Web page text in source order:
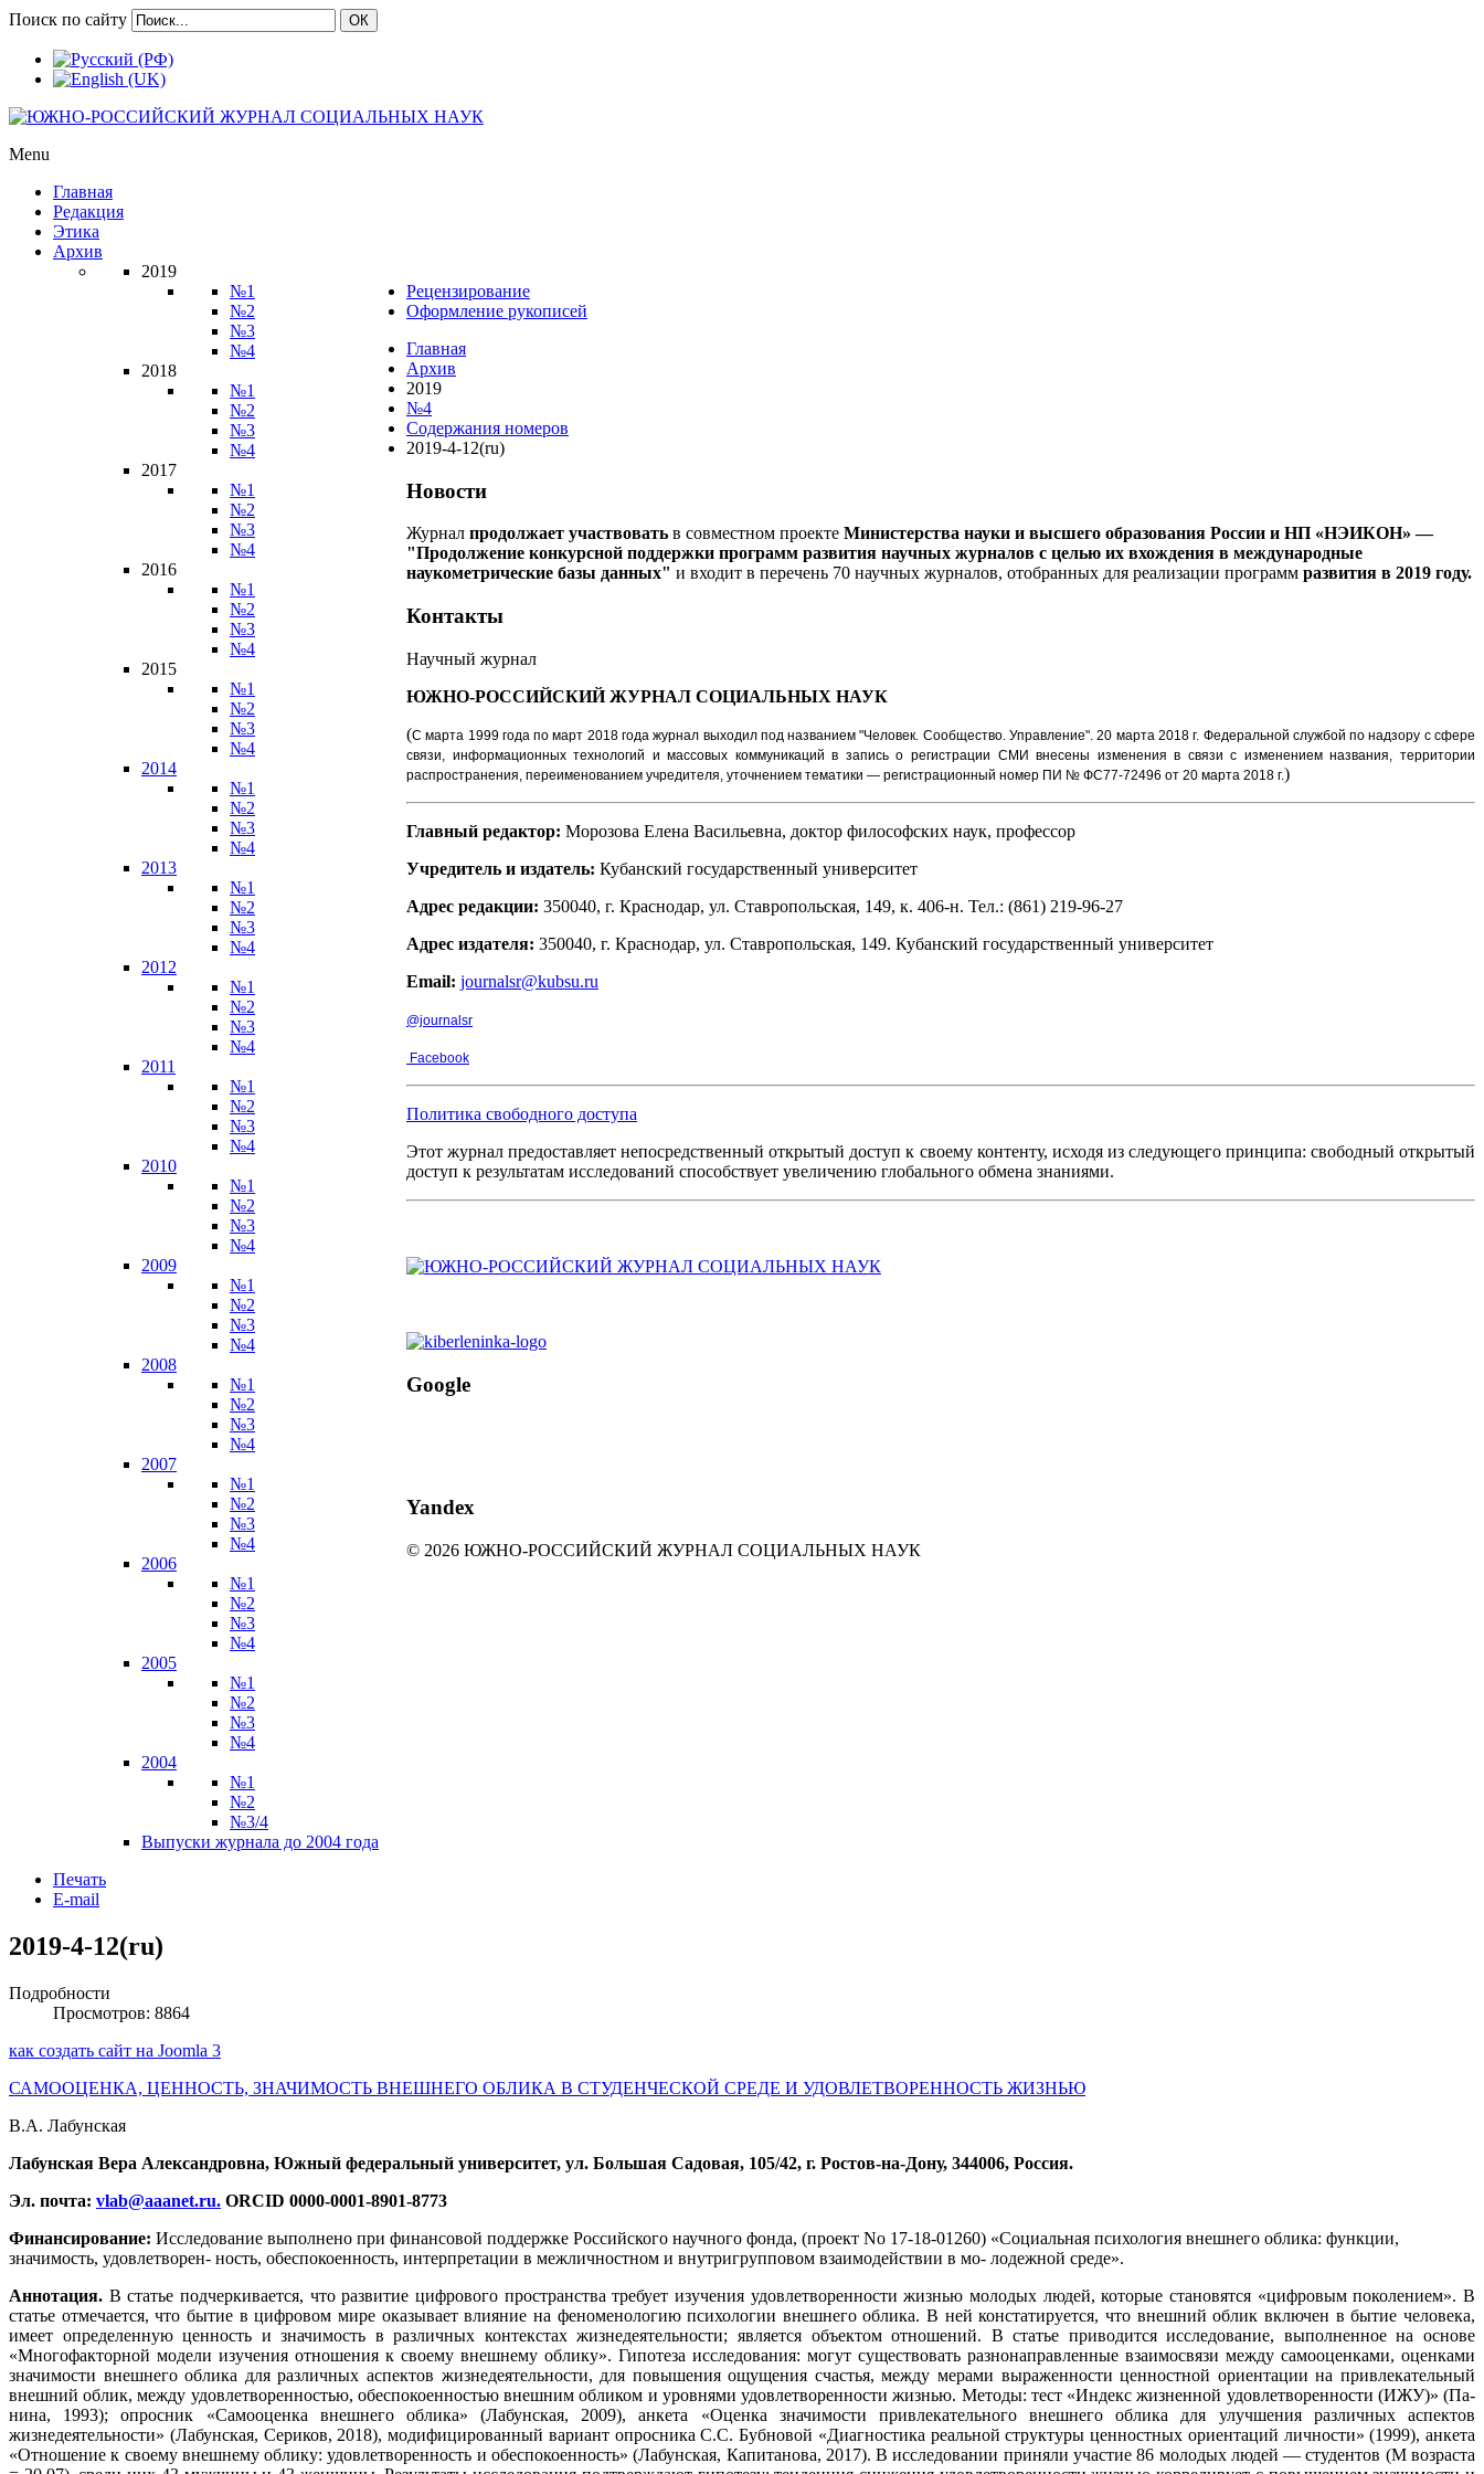
Поиск по сайту ОК
Menu
Главная
Редакция
Этика
Архив
2019
№1
№2
№3
№4
2018
№1
№2
№3
№4
2017
№1
№2
№3
№4
2016
№1
№2
№3
№4
2015
№1
№2
№3
№4
2014
№1
№2
№3
№4
2013
№1
№2
№3
№4
2012
№1
№2
№3
№4
2011
№1
№2
№3
№4
2010
№1
№2
№3
№4
2009
№1
№2
№3
№4
2008
№1
№2
№3
№4
2007
№1
№2
№3
№4
2006
№1
№2
№3
№4
2005
№1
№2
№3
№4
2004
№1
№2
№3/4
Выпуски журнала до 2004 года
Рецензирование
Оформление рукописей
Главная
Архив
2019
№4
Содержания номеров
2019-4-12(ru)
Печать
E-mail
2019-4-12(ru)
Подробности
Просмотров: 8864
как создать сайт на Joomla 3
САМООЦЕНКА, ЦЕННОСТЬ, ЗНАЧИМОСТЬ ВНЕШНЕГО ОБЛИКА В СТУДЕНЧЕСКОЙ СРЕДЕ И УДОВЛЕТВОРЕННОСТЬ ЖИЗНЬЮ
В.А. Лабунская
Лабунская Вера Александровна, Южный федеральный университет, ул. Большая Садовая, 105/42, г. Ростов-на-Дону, 344006, Россия.
Эл. почта: vlab@aaanet.ru. ORCID 0000-0001-8901-8773
Финансирование: Исследование выполнено при финансовой поддержке Российского научного фонда, (проект No 17-18-01260) «Социальная психология внешнего облика: функции,
значимость, удовлетворен- ность, обеспокоенность, интерпретации в межличностном и внутригрупповом взаимодействии в мо- лодежной среде».
Аннотация. В статье подчеркивается, что развитие цифрового пространства требует изучения удовлетворенности жизнью молодых людей, которые становятся «цифровым поколением». В
статье отмечается, что бытие в цифровом мире оказывает влияние на феноменологию психологии внешнего облика. В ней констатируется, что внешний облик включен в бытие человека,
имеет определенную ценность и значимость в различных контекстах жизнедеятельности; является объектом отношений. В статье приводится исследование, выполненное на основе
«Многофакторной модели изучения отношения к своему внешнему облику». Гипотеза исследования: могут существовать разнонаправленные взаимосвязи между самооценками, оценками
значимости внешнего облика для различных аспектов жизнедеятельности, для повышения ощущения счастья, между мерами выраженности ценностной ориентации на привлекательный
внешний облик, между удовлетворенностью, обеспокоенностью внешним обликом и уровнями удовлетворенности жизнью. Методы: тест «Индекс жизненной удовлетворенности (ИЖУ)» (Па-
нина, 1993); опросник «Самооценка внешнего облика» (Лабунская, 2009), анкета «Оценка значимости привлекательного внешнего облика для улучшения различных аспектов
жизнедеятельности» (Лабунская, Сериков, 2018), модифицированный вариант опросника С.С. Бубновой «Диагностика реальной структуры ценностных ориентаций личности» (1999), анкета
«Отношение к своему внешнему облику: удовлетворенность и обеспокоенность» (Лабунская, Капитанова, 2017). В исследовании приняли участие 86 молодых людей — студентов (М возраста
Новости
Журнал продолжает участвовать в совместном проекте Министерства науки и высшего образования России и НП «НЭИКОН» —
"Продолжение конкурсной поддержки программ развития научных журналов с целью их вхождения в международные
наукометрические базы данных" и входит в перечень 70 научных журналов, отобранных для реализации программ развития в 2019 году.
Контакты
Научный журнал
ЮЖНО-РОССИЙСКИЙ ЖУРНАЛ СОЦИАЛЬНЫХ НАУК
(С марта 1999 года по март 2018 года журнал выходил под названием "Человек. Сообщество. Управление".20 марта 2018 г. Федеральной службой по надзору с сфере
связи, информационных технологий и массовых коммуникаций в запись о регистрации СМИ внесены изменения в связи с изменением названия, территории
распространения, переименованием учредителя, уточнением тематики — регистрационный номер ПИ № ФС77-72496 от 20 марта 2018 г.)
Главный редактор: Морозова Елена Васильевна, доктор философских наук, профессор
Учредитель и издатель: Кубанский государственный университет
Адрес редакции: 350040, г. Краснодар, ул. Ставропольская, 149, к. 406-н. Тел.: (861) 219-96-27
Адрес издателя: 350040, г. Краснодар, ул. Ставропольская, 149. Кубанский государственный университет
Email: journalsr@kubsu.ru
@journalsr
Facebook
Политика свободного доступа
Этот журнал предоставляет непосредственный открытый доступ к своему контенту, исходя из следующего принципа: свободный открытый
доступ к результатам исследований способствует увеличению глобального обмена знаниями.
Google
Yandex
© 2026 ЮЖНО-РОССИЙСКИЙ ЖУРНАЛ СОЦИАЛЬНЫХ НАУК